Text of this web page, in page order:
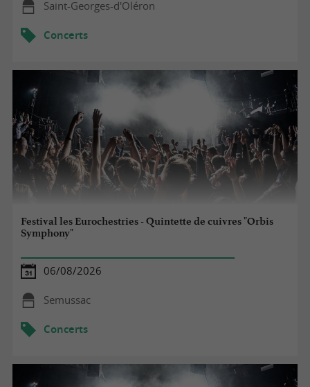
Saint-Georges-d'Oléron
Concerts
Festival les Eurochestries - Quintette de cuivres "Orbis
Symphony"
06/08/2026
Semussac
Concerts